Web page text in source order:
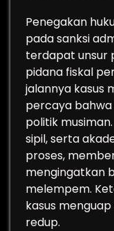
Penegakan
pada sanksi
terdapat unsur
pidana fiskal
jalannya kasus
percaya bahwa
politik
sipil, serta
proses,
mengingatkan
melempem.
kasus
redup.